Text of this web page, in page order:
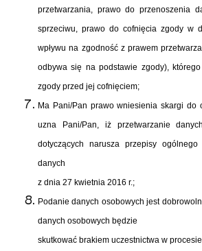
przetwarzania, prawo do przenoszenia
sprzeciwu, prawo do cofnięcia zgody w
wpływu na zgodność z prawem
odbywa się na podstawie zgody),
zgody przed jej cofnięciem;
Ma Pani/Pan prawo wniesienia skargi do
uzna Pani/Pan, iż przetwarzanie
dotyczących narusza przepisy
danych
z dnia 27 kwietnia 2016 r.;
Podanie danych osobowych jest
danych osobowych będzie
skutkować brakiem uczestnictwa w